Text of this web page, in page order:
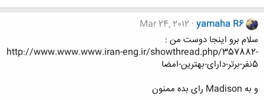
yamaha R6
Mar 24, 2012
سلام برو اینجا دوست من :
http://www.www.www.iran-eng.ir/showthread.php/357882-
5نفر-برتر-دارای-بهترین-امضا
و به Madison رای بده ممنون